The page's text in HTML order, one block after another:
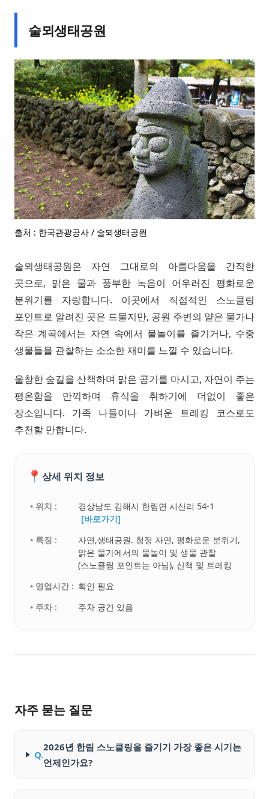
술뫼생태공원
출처 : 한국관광공사 / 술뫼생태공원
술뫼생태공원은 자연 그대로의 아름다움을 간직한
곳으로, 맑은 물과 풍부한 녹음이 어우러진 평화로운
분위기를 자랑합니다. 이곳에서 직접적인 스노클링
포인트로 알려진 곳은 드물지만, 공원 주변의 얕은 물가나
작은 계곡에서는 자연 속에서 물놀이를 즐기거나, 수중
생물들을 관찰하는 소소한 재미를 느낄 수 있습니다.
울창한 숲길을 산책하며 맑은 공기를 마시고, 자연이 주는
평온함을 만끽하며 휴식을 취하기에 더없이 좋은
장소입니다. 가족 나들이나 가벼운 트레킹 코스로도
추천할 만합니다.
📍 상세 위치 정보
• 위치 :
경상남도 김해시 한림면 시산리 54-1
[바로가기]
• 특징 :
자연,생태공원. 청정 자연, 평화로운 분위기,
맑은 물가에서의 물놀이 및 생물 관찰
(스노클링 포인트는 아님), 산책 및 트레킹
• 영업시간 : 확인 필요
• 주차 :
주차 공간 있음
자주 묻는 질문
Q.
2026년 한림 스노클링을 즐기기 가장 좋은 시기는
언제인가요?